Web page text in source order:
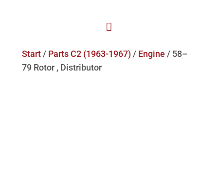

Start/ Parts C2 (1963-1967)/ Engine / 58–
79 Rotor , Distributor